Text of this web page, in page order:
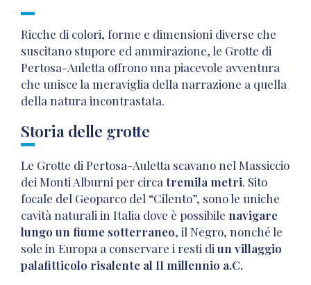
Ricche di colori, forme e dimensioni diverse che
suscitano stupore ed ammirazione, le Grotte di
Pertosa-Auletta offrono una piacevole avventura
che unisce la meraviglia della narrazione a quella
della natura incontrastata.
Storia delle grotte
Le Grotte di Pertosa-Auletta scavano nel Massiccio
dei Monti Alburni per circa tremila metri. Sito
focale del Geoparco del “Cilento”, sono le uniche
cavità naturali in Italia dove è possibile navigare
lungo un fiume sotterraneo, il Negro, nonché le
sole in Europa a conservare i resti di un villaggio
palafitticolo risalente al II millennio a.C.